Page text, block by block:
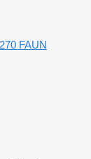
FAUN